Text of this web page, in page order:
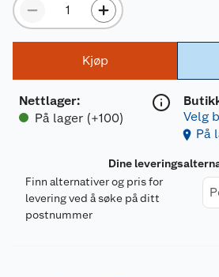
Kjøp
Nettlager:
På lager (+100)
Velg
På
Dine
Finn alternativer og pris for
levering ved å søke på ditt
postnummer